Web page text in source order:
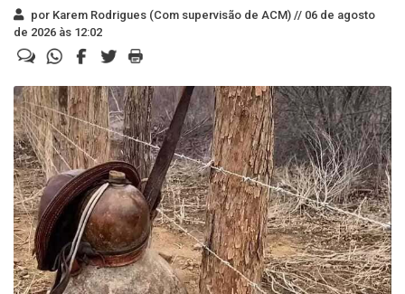
por Karem Rodrigues (Com supervisão de ACM) // 06 de agosto
de 2026 às 12:02